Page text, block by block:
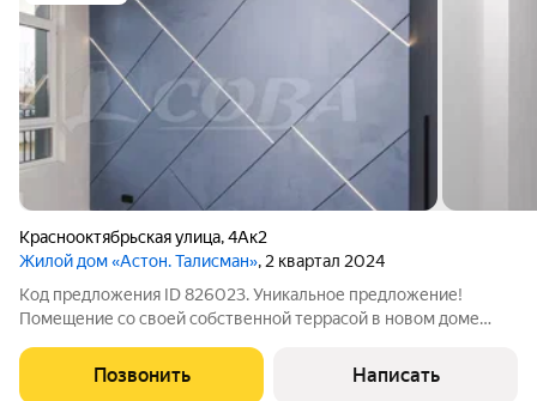
Краснооктябрьская улица,4Ак2
Жилой дом «Астон. Талисман», 2 квартал 2024
Код предложения ID 826023. Уникальное предложение!
Помещение со своей собственной террасой в новом доме
проживания!Продается новое помещение на первом этаже с
просторной террасой, с ремонтом и
Позвонить Написать